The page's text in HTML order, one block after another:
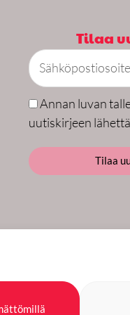
Tilaa
Sähköpostiosoite
Annan luvan
uutiskirjeen
Tilaa
ym.